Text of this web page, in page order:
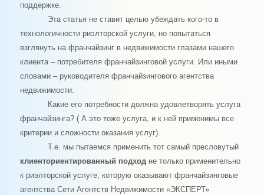
поддержке.
Эта статья не ставит целью убеждать кого-то в
технологичности риэлторской услуги, но попытаться
взглянуть на франчайзинг в недвижимости глазами нашего
клиента – потребителя франчайзинговой услуги. Или иными
словами – руководителя франчайзингового агентства
недвижимости.
Какие его потребности должна удовлетворять услуга
франчайзинга? ( А это тоже услуга, и к ней применимы все
критерии и сложности оказания услуг).
Т.е. мы пытаемся применить тот самый пресловутый
клиенториентированный подходне только применительно
к риэлторской услуге, которую оказывают франчайзинговые
агентства Сети Агентств Недвижимости «ЭКСПЕРТ»